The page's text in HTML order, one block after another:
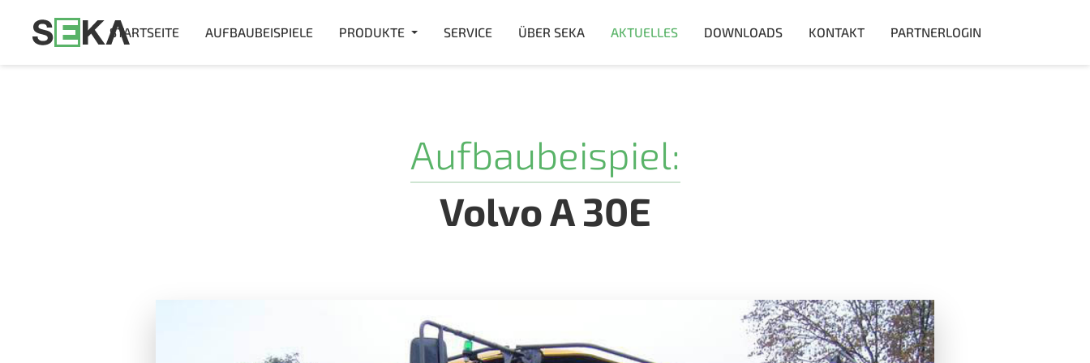
STARTSEITE AUFBAUBEISPIELE PRODUKTE SERVICE ÜBER SEKA AKTUELLES DOWNLOADS KONTAKT PARTNERLOGIN
Aufbaubeispiel:
Volvo A 30E